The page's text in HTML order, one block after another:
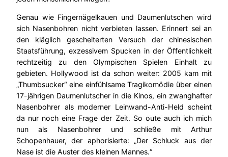
Genau wie Fingernägelkauen und Daumenlutschen wird
sich Nasenbohren nicht verbieten lassen. Erinnert sei an
den kläglich gescheiterten Versuch der chinesischen
Staatsführung, exzessivem Spucken in der Öffentlichkeit
rechtzeitig zu den Olympischen Spielen Einhalt zu
gebieten. Hollywood ist da schon weiter: 2005 kam mit
„Thumbsucker“ eine einfühlsame Tragikomödie über einen
17-jährigen Daumenlutscher in die Kinos, ein zwanghafter
Nasenbohrer als moderner Leinwand-Anti-Held scheint
da nur noch eine Frage der Zeit. So oute auch ich mich
nun als Nasenbohrer und schließe mit Arthur
Schopenhauer, der aphorisierte: „Der Schluck aus der
Nase ist die Auster des kleinen Mannes.“